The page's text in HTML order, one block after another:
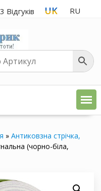
Відгуків UK RU
» Антиковзна стрічка,
(чорно-біла,